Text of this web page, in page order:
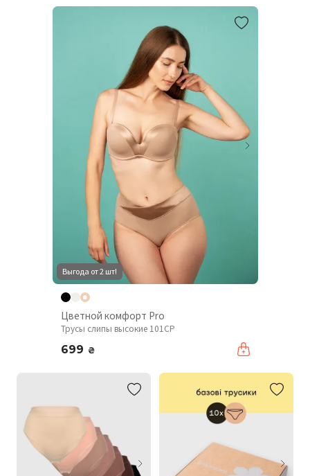
Выгода от 2 шт!
Цветной комфорт Pro
Трусы слипы высокие 101CP
699 ₴